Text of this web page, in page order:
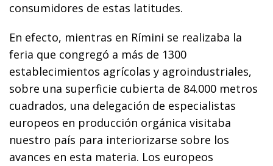
consumidores de estas latitudes.
En efecto, mientras en Rímini se realizaba la
feria que congregó a más de 1300
establecimientos agrícolas y agroindustriales,
sobre una superficie cubierta de 84.000 metros
cuadrados, una delegación de especialistas
europeos en producción orgánica visitaba
nuestro país para interiorizarse sobre los
avances en esta materia. Los europeos